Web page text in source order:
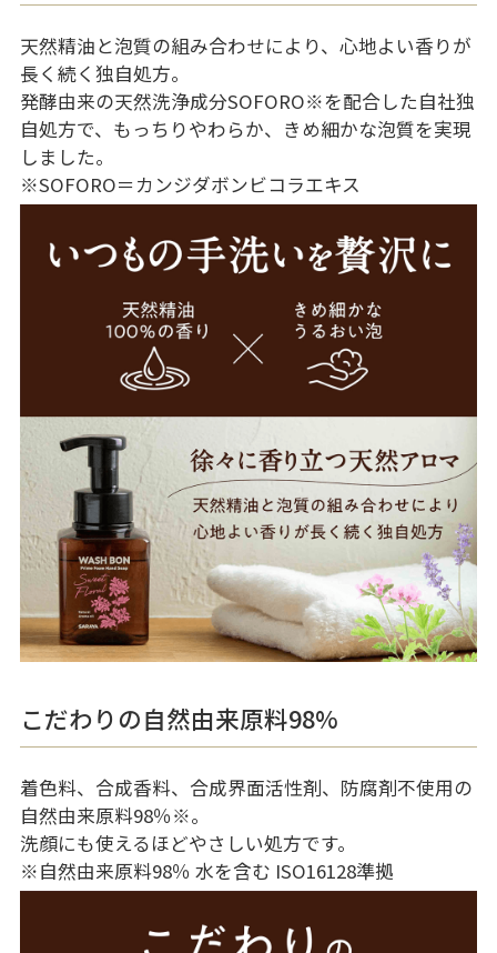
天然精油と泡質の組み合わせにより、心地よい香りが
長く続く独自処方。
発酵由来の天然洗浄成分SOFORO※を配合した自社独
自処方で、もっちりやわらか、きめ細かな泡質を実現
しました。
※SOFORO＝カンジダボンビコラエキス
こだわりの自然由来原料98%
着色料、合成香料、合成界面活性剤、防腐剤不使用の
自然由来原料98％※。
洗顔にも使えるほどやさしい処方です。
※自然由来原料98％ 水を含む ISO16128準拠